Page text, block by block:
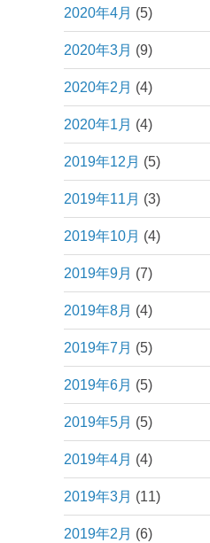
2020年4月 (5)
2020年3月 (9)
2020年2月 (4)
2020年1月 (4)
2019年12月 (5)
2019年11月 (3)
2019年10月 (4)
2019年9月 (7)
2019年8月 (4)
2019年7月 (5)
2019年6月 (5)
2019年5月 (5)
2019年4月 (4)
2019年3月 (11)
2019年2月 (6)